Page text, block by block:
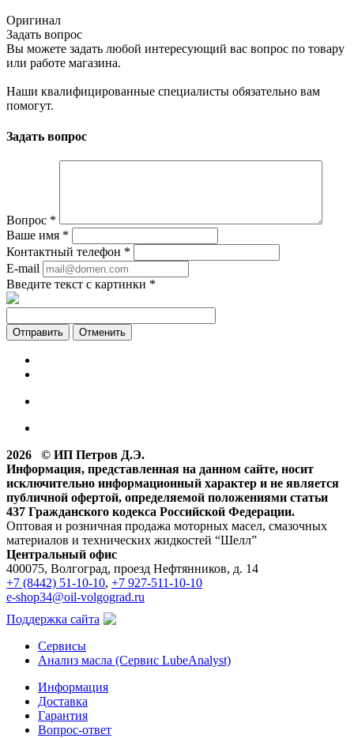
Оригинал
Задать вопрос
Вы можете задать любой интересующий вас вопрос по товару
или работе магазина.
Наши квалифицированные специалисты обязательно вам
помогут.
Задать вопрос
Вопрос *
Ваше имя *
Контактный телефон *
E-mail
Введите текст с картинки *
Отменить
2026 © ИП Петров Д.Э.
Информация, представленная на данном сайте, носит
исключительно информационный характер и не является
публичной офертой, определяемой положениями статьи
437 Гражданского кодекса Российской Федерации.
Оптовая и розничная продажа моторных масел, смазочных
материалов и технических жидкостей “Шелл”
Центральный офис
400075, Волгоград, проезд Нефтянников, д. 14
+7 (8442) 51-10-10, +7 927-511-10-10
e-shop34@oil-volgograd.ru
Поддержка сайта
Сервисы
Анализ масла (Сервис LubeAnalyst)
Информация
Доставка
Гарантия
Вопрос-ответ